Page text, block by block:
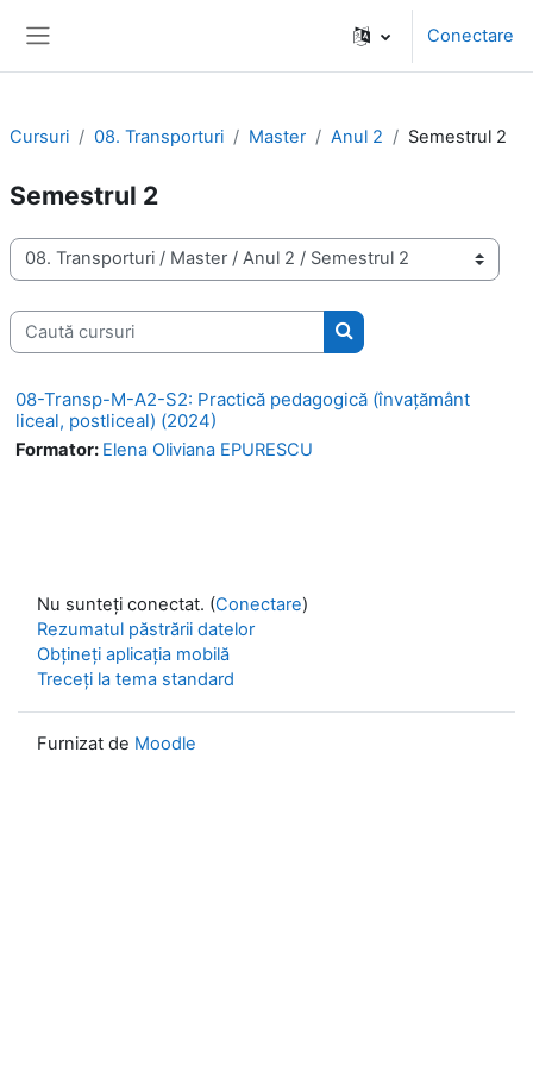
Conectare
Cursuri 08. Transporturi Master Anul 2 Semestrul 2
Semestrul 2
Categorii curs
Caută cursuri
Caută cursuri
08-Transp-M-A2-S2: Practică pedagogică (învaţământ
liceal, postliceal) (2024)
Formator: Elena Oliviana EPURESCU
Nu sunteți conectat. (Conectare)
Rezumatul păstrării datelor
Obțineți aplicația mobilă
Treceți la tema standard
Furnizat de Moodle